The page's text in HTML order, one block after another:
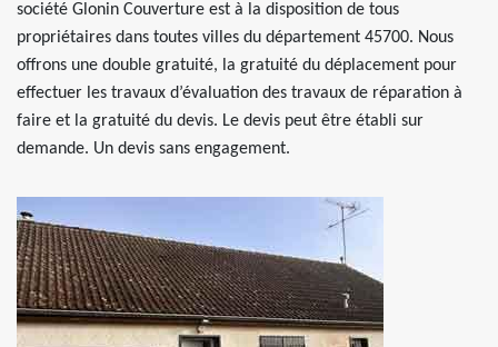
société Glonin Couverture est à la disposition de tous
propriétaires dans toutes villes du département 45700. Nous
offrons une double gratuité, la gratuité du déplacement pour
effectuer les travaux d’évaluation des travaux de réparation à
faire et la gratuité du devis. Le devis peut être établi sur
demande. Un devis sans engagement.